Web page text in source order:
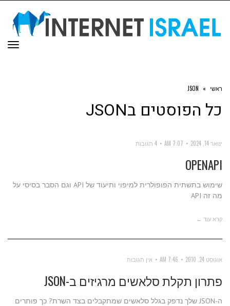
ראשי »
JSON
כל הפוסטים בJSON
ינואר 14, 2024 7:07 AM 4 תגובות
OPENAPI
שימוש בתשתית הפופולרית למיפוי ותיעוד של API וגם הסבר בסיסי על
מה זה API
קרא עוד ←
אוגוסט 24, 2010 7:46 AM אין תגובות
פתרון תקלת סלאשים מרגיזים ב-JSON
ה-JSON שלך נדפק בגלל סלאשים שמתקבלים בצד השרת? כך פותרים